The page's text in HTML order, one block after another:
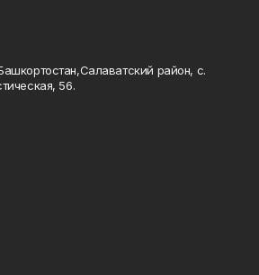
район, с.
56.